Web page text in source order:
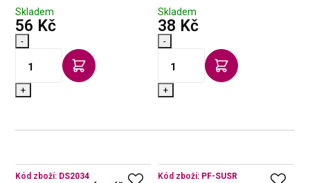
Skladem
56 Kčs DPH
-
+
Skladem
38 Kčs DPH
-
+
Kód zboží: DS2034 Kód zboží: PF-SUSR